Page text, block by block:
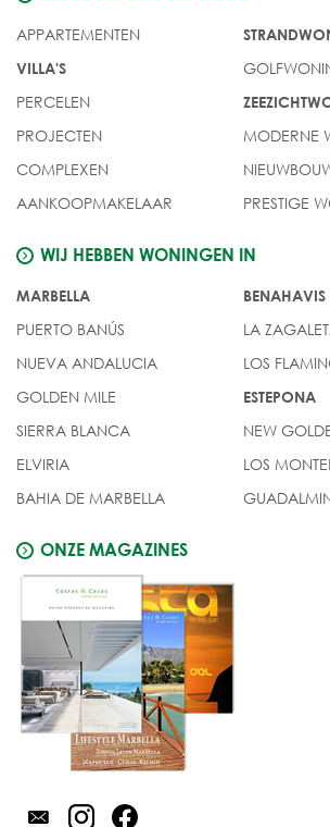
APPARTEMENTEN
VILLA'S
PERCELEN
PROJECTEN
COMPLEXEN
AANKOOPMAKELAAR
MODERNE
PRESTIGE
WIJ HEBBEN WONINGEN IN
MARBELLA
PUERTO BANÚS
NUEVA ANDALUCIA
GOLDEN MILE
SIERRA BLANCA
ELVIRIA
BAHIA DE MARBELLA
BENAHAVIS
LA
LOS
ESTEPONA
NEW
LOS
ONZE MAGAZINES